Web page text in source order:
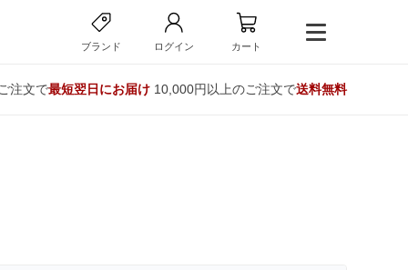
ブランド ログイン カート
注文で最短翌日にお届け10,000円以上のご注文で送料無料